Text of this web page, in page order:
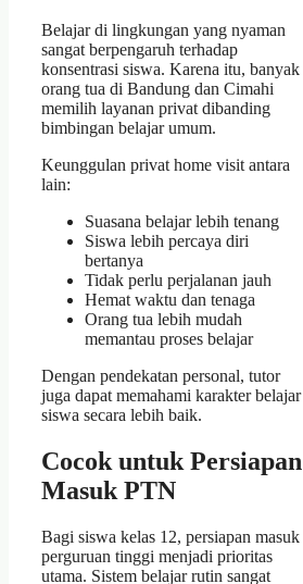
Belajar di lingkungan yang nyaman
sangat berpengaruh terhadap
konsentrasi siswa. Karena itu, banyak
orang tua di Bandung dan Cimahi
memilih layanan privat dibanding
bimbingan belajar umum.
Keunggulan privat home visit antara
lain:
Suasana belajar lebih tenang
Siswa lebih percaya diri
bertanya
Tidak perlu perjalanan jauh
Hemat waktu dan tenaga
Orang tua lebih mudah
memantau proses belajar
Dengan pendekatan personal, tutor
juga dapat memahami karakter belajar
siswa secara lebih baik.
Cocok untuk Persiapan
Masuk PTN
Bagi siswa kelas 12, persiapan masuk
perguruan tinggi menjadi prioritas
utama. Sistem belajar rutin sangat